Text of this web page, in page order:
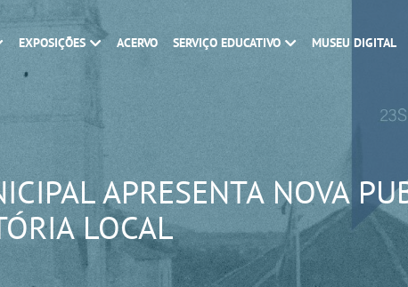
EXPOSIÇÕES ACERVO SERVIÇO EDUCATIVO MUSEU DIGITAL
APRESENTA NOVA
LOCAL